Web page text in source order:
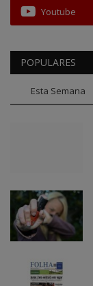
Youtube
POPULARES
Esta Semana